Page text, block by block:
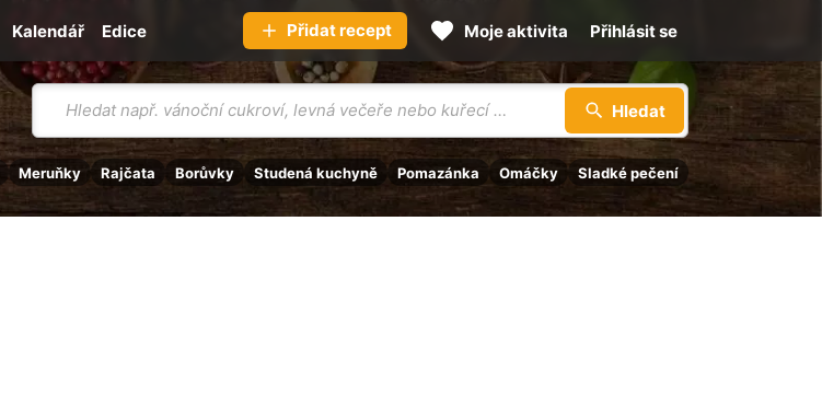
Vyhledávání
Hledat
Meruňky Rajčata Borůvky Studená kuchyně Pomazánka Omáčky Sladké pečení
Kalendář Edice Přidat recept Moje aktivita Přihlásit se